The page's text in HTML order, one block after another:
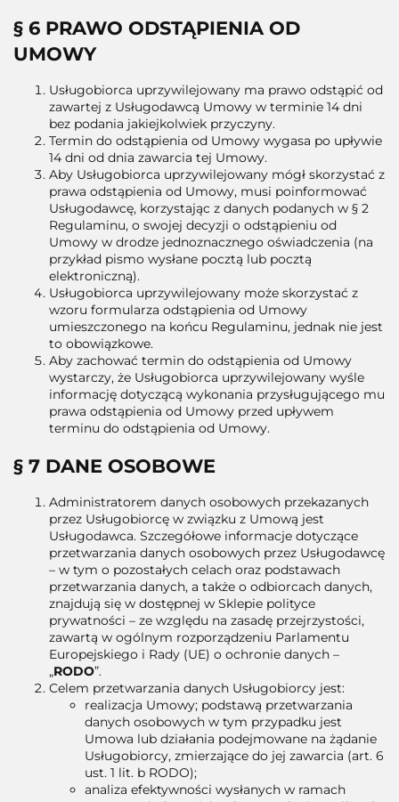
§ 6 PRAWO ODSTĄPIENIA OD
UMOWY
Usługobiorca uprzywilejowany ma prawo odstąpić od
zawartej z Usługodawcą Umowy w terminie 14 dni
bez podania jakiejkolwiek przyczyny.
Termin do odstąpienia od Umowy wygasa po upływie
14 dni od dnia zawarcia tej Umowy.
Aby Usługobiorca uprzywilejowany mógł skorzystać z
prawa odstąpienia od Umowy, musi poinformować
Usługodawcę, korzystając z danych podanych w § 2
Regulaminu, o swojej decyzji o odstąpieniu od
Umowy w drodze jednoznacznego oświadczenia (na
przykład pismo wysłane pocztą lub pocztą
elektroniczną).
Usługobiorca uprzywilejowany może skorzystać z
wzoru formularza odstąpienia od Umowy
umieszczonego na końcu Regulaminu, jednak nie jest
to obowiązkowe.
Aby zachować termin do odstąpienia od Umowy
wystarczy, że Usługobiorca uprzywilejowany wyśle
informację dotyczącą wykonania przysługującego mu
prawa odstąpienia od Umowy przed upływem
terminu do odstąpienia od Umowy.
§ 7 DANE OSOBOWE
Administratorem danych osobowych przekazanych
przez Usługobiorcę w związku z Umową jest
Usługodawca. Szczegółowe informacje dotyczące
przetwarzania danych osobowych przez Usługodawcę
– w tym o pozostałych celach oraz podstawach
przetwarzania danych, a także o odbiorcach danych,
znajdują się w dostępnej w Sklepie polityce
prywatności – ze względu na zasadę przejrzystości,
zawartą w ogólnym rozporządzeniu Parlamentu
Europejskiego i Rady (UE) o ochronie danych –
„RODO”.
Celem przetwarzania danych Usługobiorcy jest:
realizacja Umowy; podstawą przetwarzania
danych osobowych w tym przypadku jest
Umowa lub działania podejmowane na żądanie
Usługobiorcy, zmierzające do jej zawarcia (art. 6
ust. 1 lit. b RODO);
analiza efektywności wysłanych w ramach